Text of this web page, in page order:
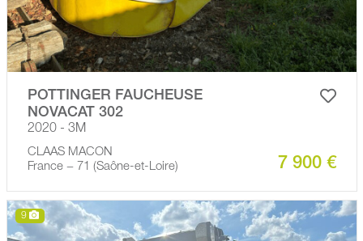
POTTINGER FAUCHEUSE
NOVACAT 302
2020 - 3M
CLAAS MACON
France − 71 (Saône-et-Loire)
7 900 €
9